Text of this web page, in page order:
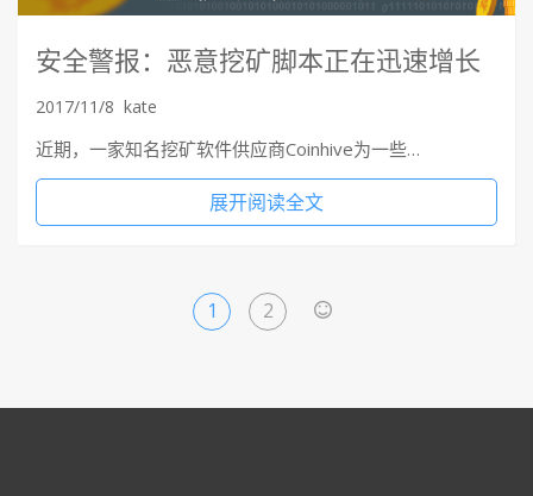
安全警报：恶意挖矿脚本正在迅速增长
2017/11/8 kate
近期，一家知名挖矿软件供应商Coinhive为一些…
展开阅读全文
1 2